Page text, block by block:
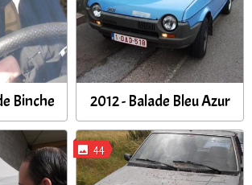
Binche 2012 - Balade Bleu Azur
44